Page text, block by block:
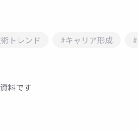
トレンド #キャリア形成
料です